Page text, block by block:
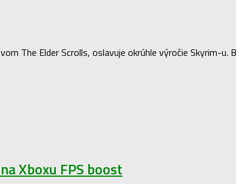
The Elder Scrolls, oslavuje okrúhle výročie Skyrim-u.
Xboxu FPS boost